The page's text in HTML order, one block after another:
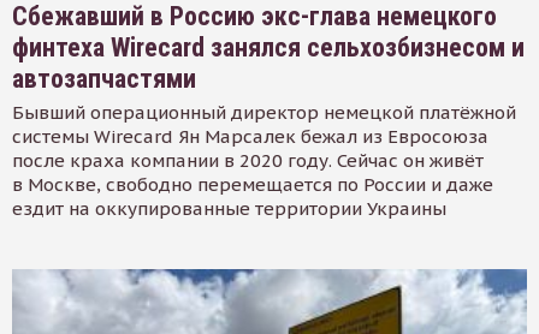
Сбежавший в Россию экс-глава немецкого
финтеха Wirecard занялся сельхозбизнесом и
автозапчастями
Бывший операционный директор немецкой платёжной
системы Wirecard Ян Марсалек бежал из Евросоюза
после краха компании в 2020 году. Сейчас он живёт
в Москве, свободно перемещается по России и даже
ездит на оккупированные территории Украины